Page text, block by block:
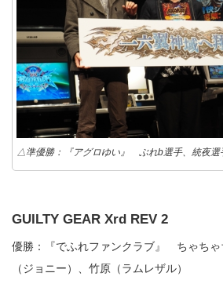
△準優勝：『アグロゆい』 ぶれb選手、統夜選
GUILTY GEAR Xrd REV 2
優勝：『でふれファンクラブ』 ちゃちゃ
（ジョニー）、竹原（ラムレザル）